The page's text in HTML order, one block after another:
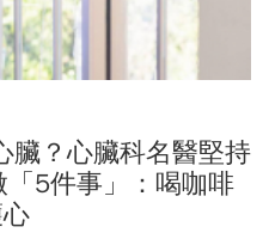
臟？心臟科名醫堅持
5件事」：喝咖啡